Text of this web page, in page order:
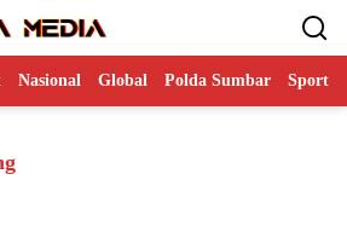
Nasional Global Polda Sumbar Sports